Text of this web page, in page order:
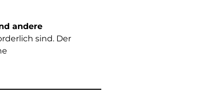
andere
sind. Der